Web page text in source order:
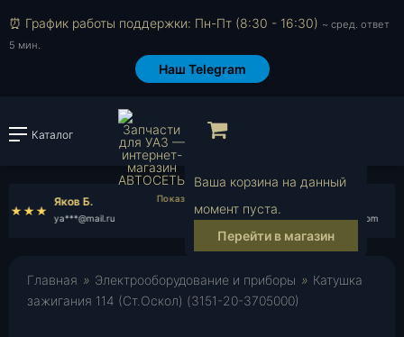
⏰ График работы поддержки: Пн-Пт (8:30 - 16:30) ~ сред. ответ
5 мин.
Наш Telegram
Каталог Войти или
Просмотр
Ваша корзина на данный
момент пуста.
Перейти в магазин
Яков Б.
ya***@mail.ru ki***@gmail.com
Главная » Электрооборудование и приборы » Катушка
зажигания 114 (Ст.Оскол) (3151-20-3705000)